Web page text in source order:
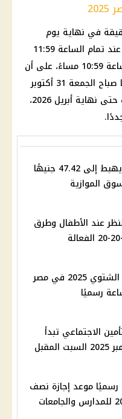
يتم تأخير الساعة 60 دقيقة في نهاية يوم
الخميس الأخير من شهر أكتوبر، أي عند تمام الساعة 11:59
مساء الخميس 30 أكتوبر لتصبح الساعة 10:59 مساءً، على أن
يبدأ العمل بالتوقيت الشتوي رسميًا صباح الجمعة 31 أكتوبر
2025. ويستمر العمل بهذا التوقيت حتى نهاية أبريل 2026،
سعر الدولار اليوم يهبط إلى 47.42 جنيهًا
عند الأطفال وطرق
موعد بدء التوقيت الشتوي 2025 في مصر
رسميًا
الاجتماعي تبدأ
رسميًا موعد إجازة نصف